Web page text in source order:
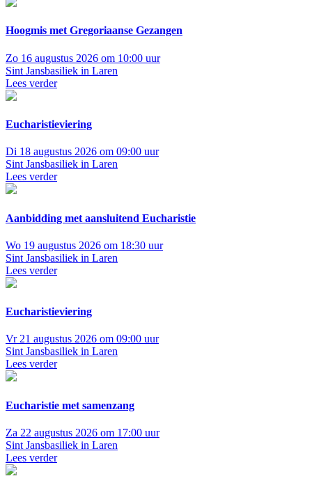
Hoogmis met Gregoriaanse Gezangen
Zo 16 augustus 2026 om 10:00 uur
Sint Jansbasiliek in Laren
Lees verder
Eucharistieviering
Di 18 augustus 2026 om 09:00 uur
Sint Jansbasiliek in Laren
Lees verder
Aanbidding met aansluitend Eucharistie
Wo 19 augustus 2026 om 18:30 uur
Sint Jansbasiliek in Laren
Lees verder
Eucharistieviering
Vr 21 augustus 2026 om 09:00 uur
Sint Jansbasiliek in Laren
Lees verder
Eucharistie met samenzang
Za 22 augustus 2026 om 17:00 uur
Sint Jansbasiliek in Laren
Lees verder